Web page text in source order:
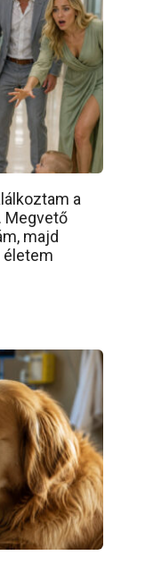
a
Megvető
majd
életem